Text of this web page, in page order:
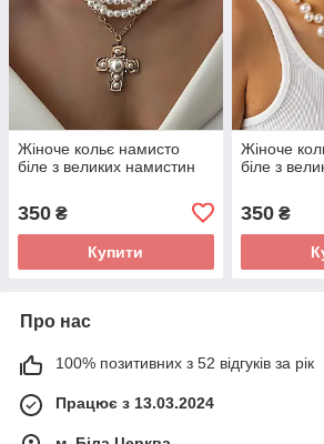
Жіноче кольє намисто
біле з великих намистин
350 ₴
Купити
Жіноче
біле з
350₴
Про нас
100% позитивних з 52 відгуків за рік
Працює з 13.03.2024